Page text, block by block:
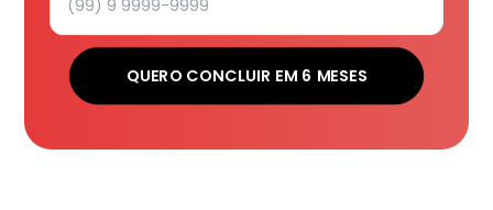
QUERO CONCLUIR EM 6 MESES